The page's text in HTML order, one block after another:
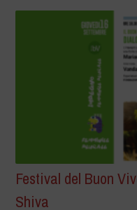
Festival del Buon
Shiva